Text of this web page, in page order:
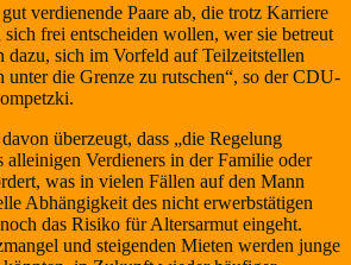
verdienende Paare ab, die trotz Karriere
frei entscheiden wollen, wer sie betreut
dazu, sich im Vorfeld auf Teilzeitstellen
unter die Grenze zu rutschen“, so der CDU-
überzeugt, dass „die Regelung
alleinigen Verdieners in der Familie oder
was in vielen Fällen auf den Mann
Abhängigkeit des nicht erwerbstätigen
das Risiko für Altersarmut eingeht.
und steigenden Mieten werden junge